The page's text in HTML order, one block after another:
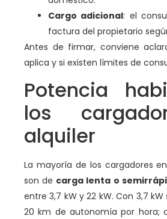
Cargo adicional: el
factura del propietario
Antes de firmar, conviene
aplica y si existen límites de
Potencia
los
alquiler
La mayoría de los cargadores
son de carga lenta o
entre 3,7 kW y 22 kW. Con 3,7
20 km de autonomía por hora;